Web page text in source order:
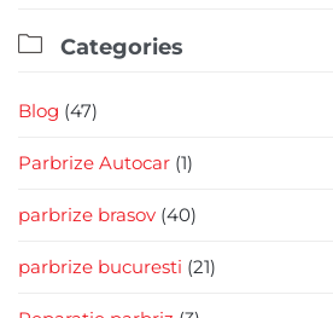
 Categories
Blog (47)
Parbrize Autocar (1)
parbrize brasov (40)
parbrize bucuresti (21)